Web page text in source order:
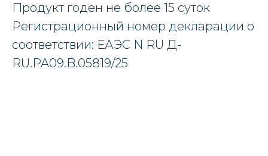
Продукт годен не более 15 суток
Регистрационный номер декларации о
соответствии: ЕАЭС N RU Д-
RU.PA09.B.05819/25